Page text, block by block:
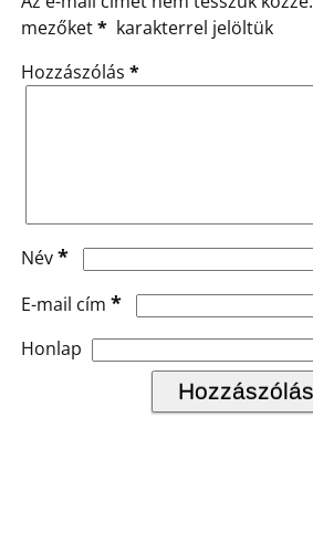
mezőket* karakterrel jelöltük
Hozzászólás *
Név*
E-mail cím *
Honlap